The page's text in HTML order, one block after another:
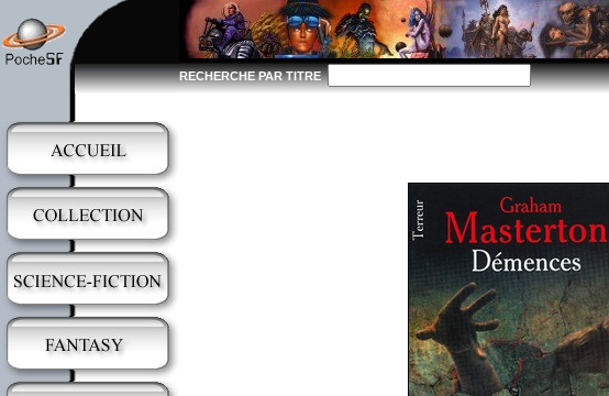
RECHERCHE PAR TITRE